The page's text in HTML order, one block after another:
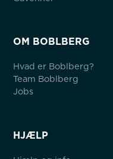
OM BOBLBERG
Hvad er Boblberg?
Team Boblberg
Jobs
HJÆLP